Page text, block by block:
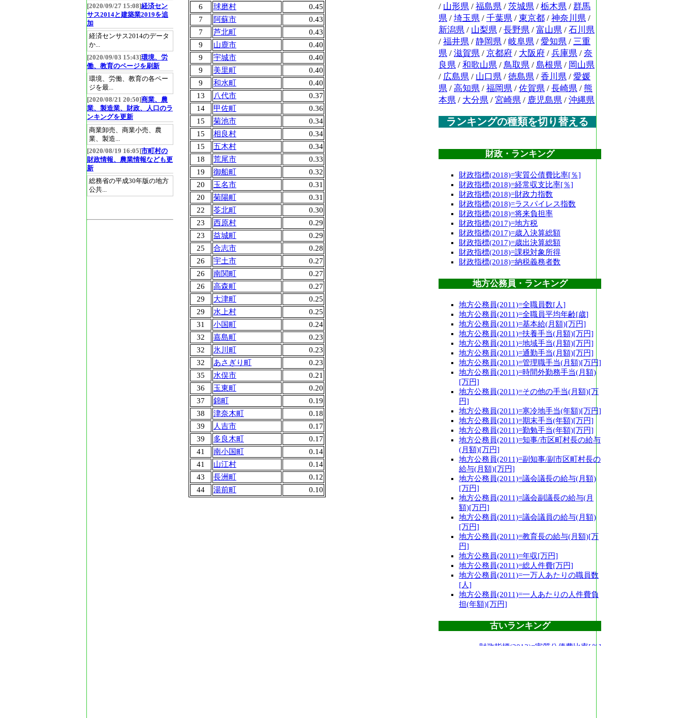
6
球磨村
0.45
7
阿蘇市
0.43
7
芦北町
0.43
9
山鹿市
0.40
9
宇城市
0.40
9
美里町
0.40
9
和水町
0.40
13
八代市
0.37
14
甲佐町
0.36
15
菊池市
0.34
15
相良村
0.34
15
五木村
0.34
18
荒尾市
0.33
19
御船町
0.32
20
玉名市
0.31
20
菊陽町
0.31
22
苓北町
0.30
23
西原村
0.29
23
益城町
0.29
25
合志市
0.28
26
宇土市
0.27
26
南関町
0.27
26
高森町
0.27
29
大津町
0.25
29
水上村
0.25
31
小国町
0.24
32
嘉島町
0.23
32
氷川町
0.23
32
あさぎり町
0.23
35
水俣市
0.21
36
玉東町
0.20
37
錦町
0.19
38
津奈木町
0.18
39
人吉市
0.17
39
多良木町
0.17
41
南小国町
0.14
41
山江村
0.14
43
長洲町
0.12
44
湯前町 0.10
[2020/09/27 15:08]経済セン
サス2014と建築業2019を追
加
経済センサス2014のデータ
か...
[2020/09/03 15:43]環境、労
働、教育のページを刷新
環境、労働、教育の各ペー
ジを最...
[2020/08/21 20:50]商業、農
業、製造業、財政、人口のラ
ンキングを更新
商業卸売、商業小売、農
業、製造...
[2020/08/19 16:05]市町村の
財政情報、農業情報なども更
新
総務省の平成30年版の地方
公共...
/ 山形県 / 福島県 / 茨城県 / 栃木県 / 群馬
県 / 埼玉県 / 千葉県 / 東京都 / 神奈川県 /
新潟県 / 山梨県 / 長野県 / 富山県 / 石川県
/ 福井県 / 静岡県 / 岐阜県 / 愛知県 / 三重
県 / 滋賀県 / 京都府 / 大阪府 / 兵庫県 / 奈
良県 / 和歌山県 / 鳥取県 / 島根県 / 岡山県
/ 広島県 / 山口県 / 徳島県 / 香川県 / 愛媛
県 / 高知県 / 福岡県 / 佐賀県 / 長崎県 / 熊
本県 / 大分県 / 宮崎県 / 鹿児島県 / 沖縄県
ランキングの種類を切り替える
財政・ランキング
財政指標(2018)=実質公債費比率[％]
財政指標(2018)=経常収支比率[％]
財政指標(2018)=財政力指数
財政指標(2018)=ラスパイレス指数
財政指標(2018)=将来負担率
財政指標(2017)=地方税
財政指標(2017)=歳入決算総額
財政指標(2017)=歳出決算総額
財政指標(2018)=課税対象所得
財政指標(2018)=納税義務者数
地方公務員・ランキング
地方公務員(2011)=全職員数[人]
地方公務員(2011)=全職員平均年齢[歳]
地方公務員(2011)=基本給(月額)[万円]
地方公務員(2011)=扶養手当(月額)[万円]
地方公務員(2011)=地域手当(月額)[万円]
地方公務員(2011)=通勤手当(月額)[万円]
地方公務員(2011)=管理職手当(月額)[万円]
地方公務員(2011)=時間外勤務手当(月額)
[万円]
地方公務員(2011)=その他の手当(月額)[万
円]
地方公務員(2011)=寒冷地手当(年額)[万円]
地方公務員(2011)=期末手当(年額)[万円]
地方公務員(2011)=勤勉手当(年額)[万円]
地方公務員(2011)=知事/市区町村長の給与
(月額)[万円]
地方公務員(2011)=副知事/副市区町村長の
給与(月額)[万円]
地方公務員(2011)=議会議長の給与(月額)
[万円]
地方公務員(2011)=議会副議長の給与(月
額)[万円]
地方公務員(2011)=議会議員の給与(月額)
[万円]
地方公務員(2011)=教育長の給与(月額)[万
円]
地方公務員(2011)=年収[万円]
地方公務員(2011)=総人件費[万円]
地方公務員(2011)=一万人あたりの職員数
[人]
地方公務員(2011)=一人あたりの人件費負
担(年額)[万円]
古いランキング
財政指標(2012)=実質公債費比率[％]